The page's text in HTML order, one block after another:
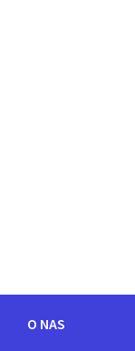
O NAS